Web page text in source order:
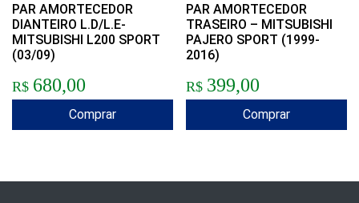
PAR AMORTECEDOR
DIANTEIRO L.D/L.E-
MITSUBISHI L200 SPORT
(03/09)
R$ 680,00
Comprar
PAR AMORTECEDOR
TRASEIRO – MITSUBISHI
PAJERO SPORT (1999-
2016)
R$ 399,00
Comprar